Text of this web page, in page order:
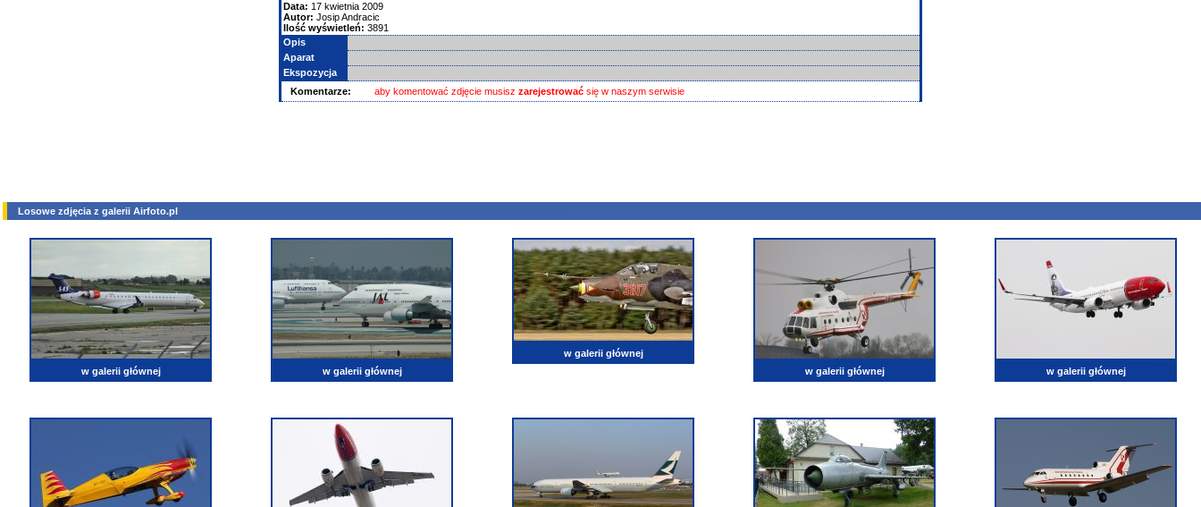
Data: 17 kwietnia 2009
Autor: Josip Andracic
Ilość wyświetleń: 3891
Opis
Aparat
Ekspozycja
Komentarze:
aby komentować zdjęcie musisz zarejestrować się w naszym serwisie
Losowe zdjęcia z galerii Airfoto.pl
w galerii głównej w galerii głównej
w galerii głównej
w galerii głównej
w galerii głównej